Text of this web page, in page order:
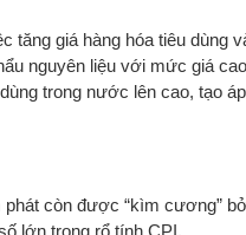
tăng giá hàng hóa tiêu dùng
nguyên liệu với mức giá
trong nước lên cao, tạo
còn được “kìm cương”
lớn trong rổ tính CPI.